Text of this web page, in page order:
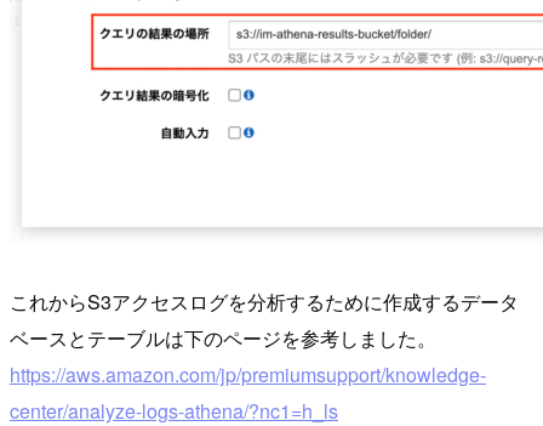
これからS3アクセスログを分析するために作成するデータ
ベースとテーブルは下のページを参考しました。
https://aws.amazon.com/jp/premiumsupport/knowledge-
center/analyze-logs-athena/?nc1=h_ls